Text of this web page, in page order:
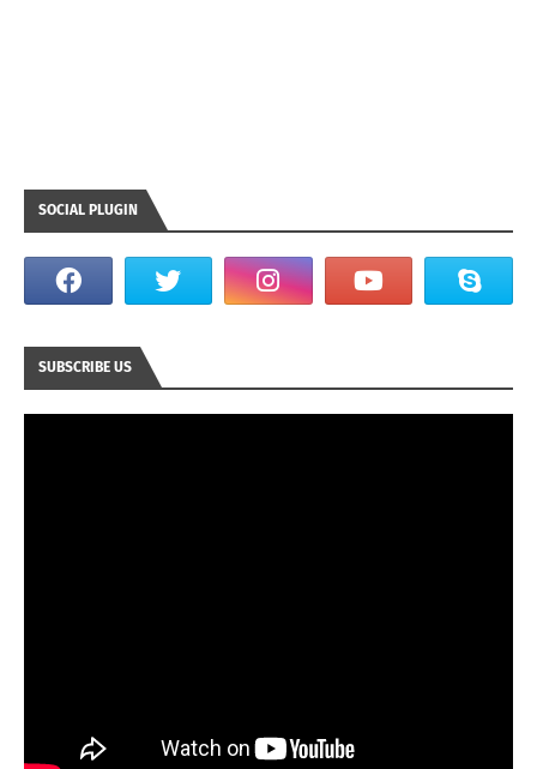
SOCIAL PLUGIN
SUBSCRIBE US